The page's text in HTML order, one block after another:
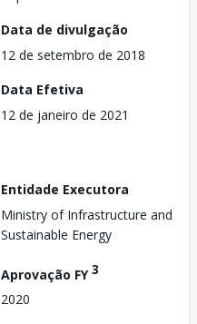
Data de divulgação
12 de setembro de 2018
Data Efetiva
12 de janeiro de 2021
Entidade Executora
Ministry of Infrastructure and
Sustainable Energy
Aprovação FY3
2020